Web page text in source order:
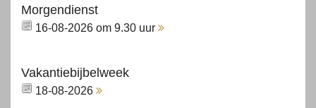
Morgendienst
16-08-2026 om 9.30 uur
Vakantiebijbelweek
18-08-2026